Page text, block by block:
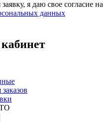
я даю свое согласие на
данных